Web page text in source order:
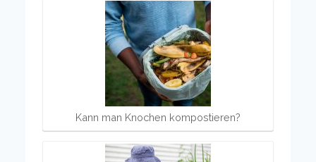
Kann man Knochen kompostieren?